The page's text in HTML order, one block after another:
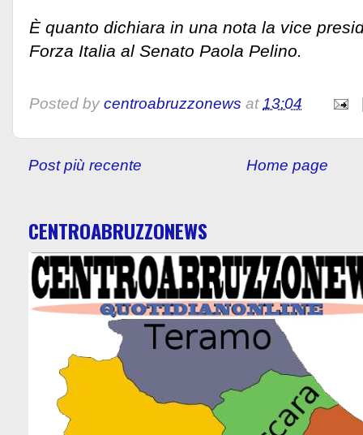
È quanto dichiara in una nota la vice
Forza Italia al Senato Paola Pelino.
Posted by centroabruzzonews at13:04
Post più recente Home page
CENTROABRUZZONEWS